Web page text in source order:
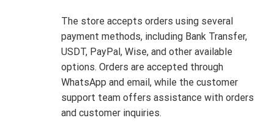
The store accepts orders using several
payment methods, including Bank Transfer,
USDT, PayPal, Wise, and other available
options. Orders are accepted through
WhatsApp and email, while the customer
support team offers assistance with orders
and customer inquiries.